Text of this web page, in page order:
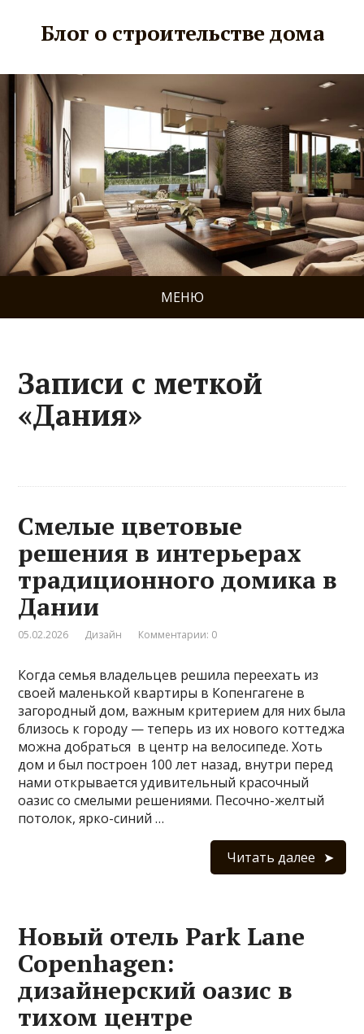
Блог о строительстве дома
МЕНЮ
Записи с меткой
«Дания»
Смелые цветовые
решения в интерьерах
традиционного домика в
Дании
05.02.2026 Дизайн Комментарии: 0
Когда семья владельцев решила переехать из
своей маленькой квартиры в Копенгагене в
загородный дом, важным критерием для них была
близось к городу — теперь из их нового коттеджа
можна добраться в центр на велосипеде. Хоть
дом и был построен 100 лет назад, внутри перед
нами открывается удивительный красочный
оазис со смелыми решениями. Песочно-желтый
потолок, ярко-синий …
Читать далее
Новый отель Park Lane
Copenhagen:
дизайнерский оазис в
тихом центре